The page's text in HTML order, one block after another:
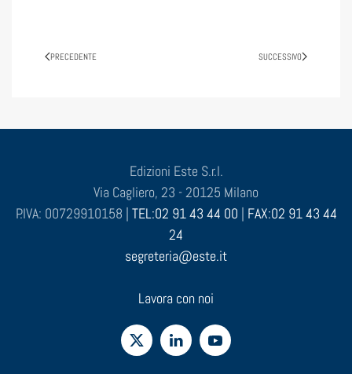
PRECEDENTE SUCCESSIVO
Edizioni Este S.r.l.
Via Cagliero, 23 - 20125 Milano
P.IVA: 00729910158 | TEL:02 91 43 44 00 | FAX:02 91 43 44
24
segreteria@este.it
Lavora con noi